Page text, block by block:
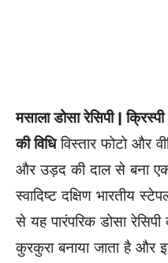
मसाला डोसा रेसिपी |
की विधिविस्तार फोटो और
और उड़द की दाल से बना
स्वादिष्ट दक्षिण भारतीय
से यह पारंपरिक डोसा
कुरकुरा बनाया जाता है